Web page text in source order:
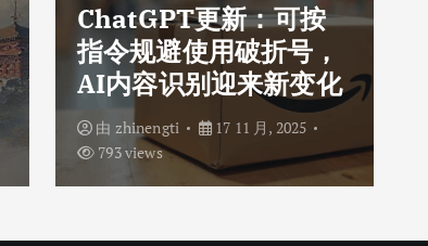
ChatGPT更新：可按
指令规避使用破折号，
AI内容识别迎来新变化
由 zhinengti
17 11 月, 2025
793 views